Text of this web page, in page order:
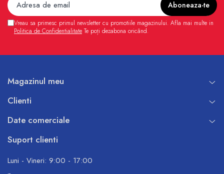
Vreau sa primesc primul newsletter cu promotiile magazinului. Afla mai multe in
Politica de Confidentialitate Te poți dezabona oricând.
Magazinul meu
Clienti
Date comerciale
Suport clienti
Luni - Vineri: 9:00 - 17:00